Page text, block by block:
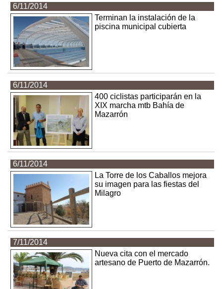
6/11/2014
Terminan la instalación de la
piscina municipal cubierta
6/11/2014
400 ciclistas participarán en la
XIX marcha mtb Bahía de
Mazarrón
6/11/2014
La Torre de los Caballos mejora
su imagen para las fiestas del
Milagro
7/11/2014
Nueva cita con el mercado
artesano de Puerto de Mazarrón.